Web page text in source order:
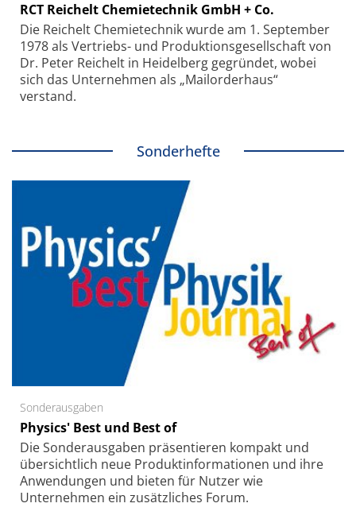
RCT Reichelt Chemietechnik GmbH + Co.
Die Reichelt Chemietechnik wurde am 1. September
1978 als Vertriebs- und Produktionsgesellschaft von
Dr. Peter Reichelt in Heidelberg gegründet, wobei
sich das Unternehmen als „Mailorderhaus“
verstand.
Sonderhefte
Sonderausgaben
Physics' Best und Best of
Die Sonder­ausgaben präsentieren kompakt und
übersichtlich neue Produkt­informationen und ihre
Anwendungen und bieten für Nutzer wie
Unternehmen ein zusätzliches Forum.